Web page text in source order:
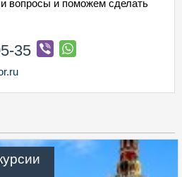
вопросы и поможем сделать
35